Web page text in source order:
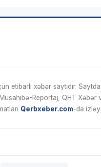
etibarlı xəbər saytıdır. Saytda
Reportaj, QHT
Qerbxeber.com-da